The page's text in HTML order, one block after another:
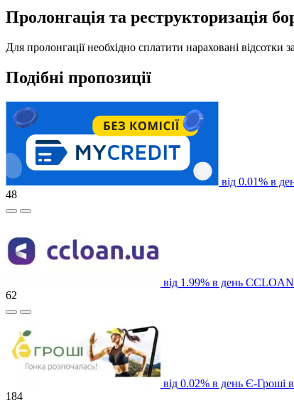
Пролонгація та реструкторизація
Для пролонгації необхідно сплатити нараховані
Подібні пропозиції
від 0.01% в
48
від 1.99% в день CCLOAN
62
від 0.02% в день Є-Гроші
184